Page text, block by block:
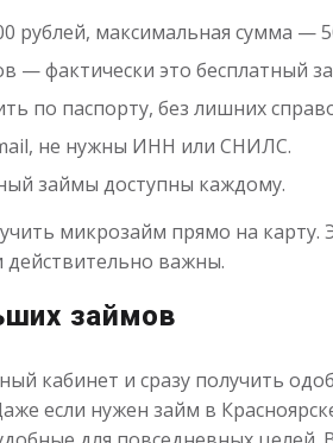
рублей, максимальная сумма —
— фактически это бесплатный
по паспорту, без лишних
не нужны ИНН или СНИЛС.
займы доступны каждому.
микрозайм прямо на
действительно важны.
займов
кабинет и сразу получить
если нужен займ в